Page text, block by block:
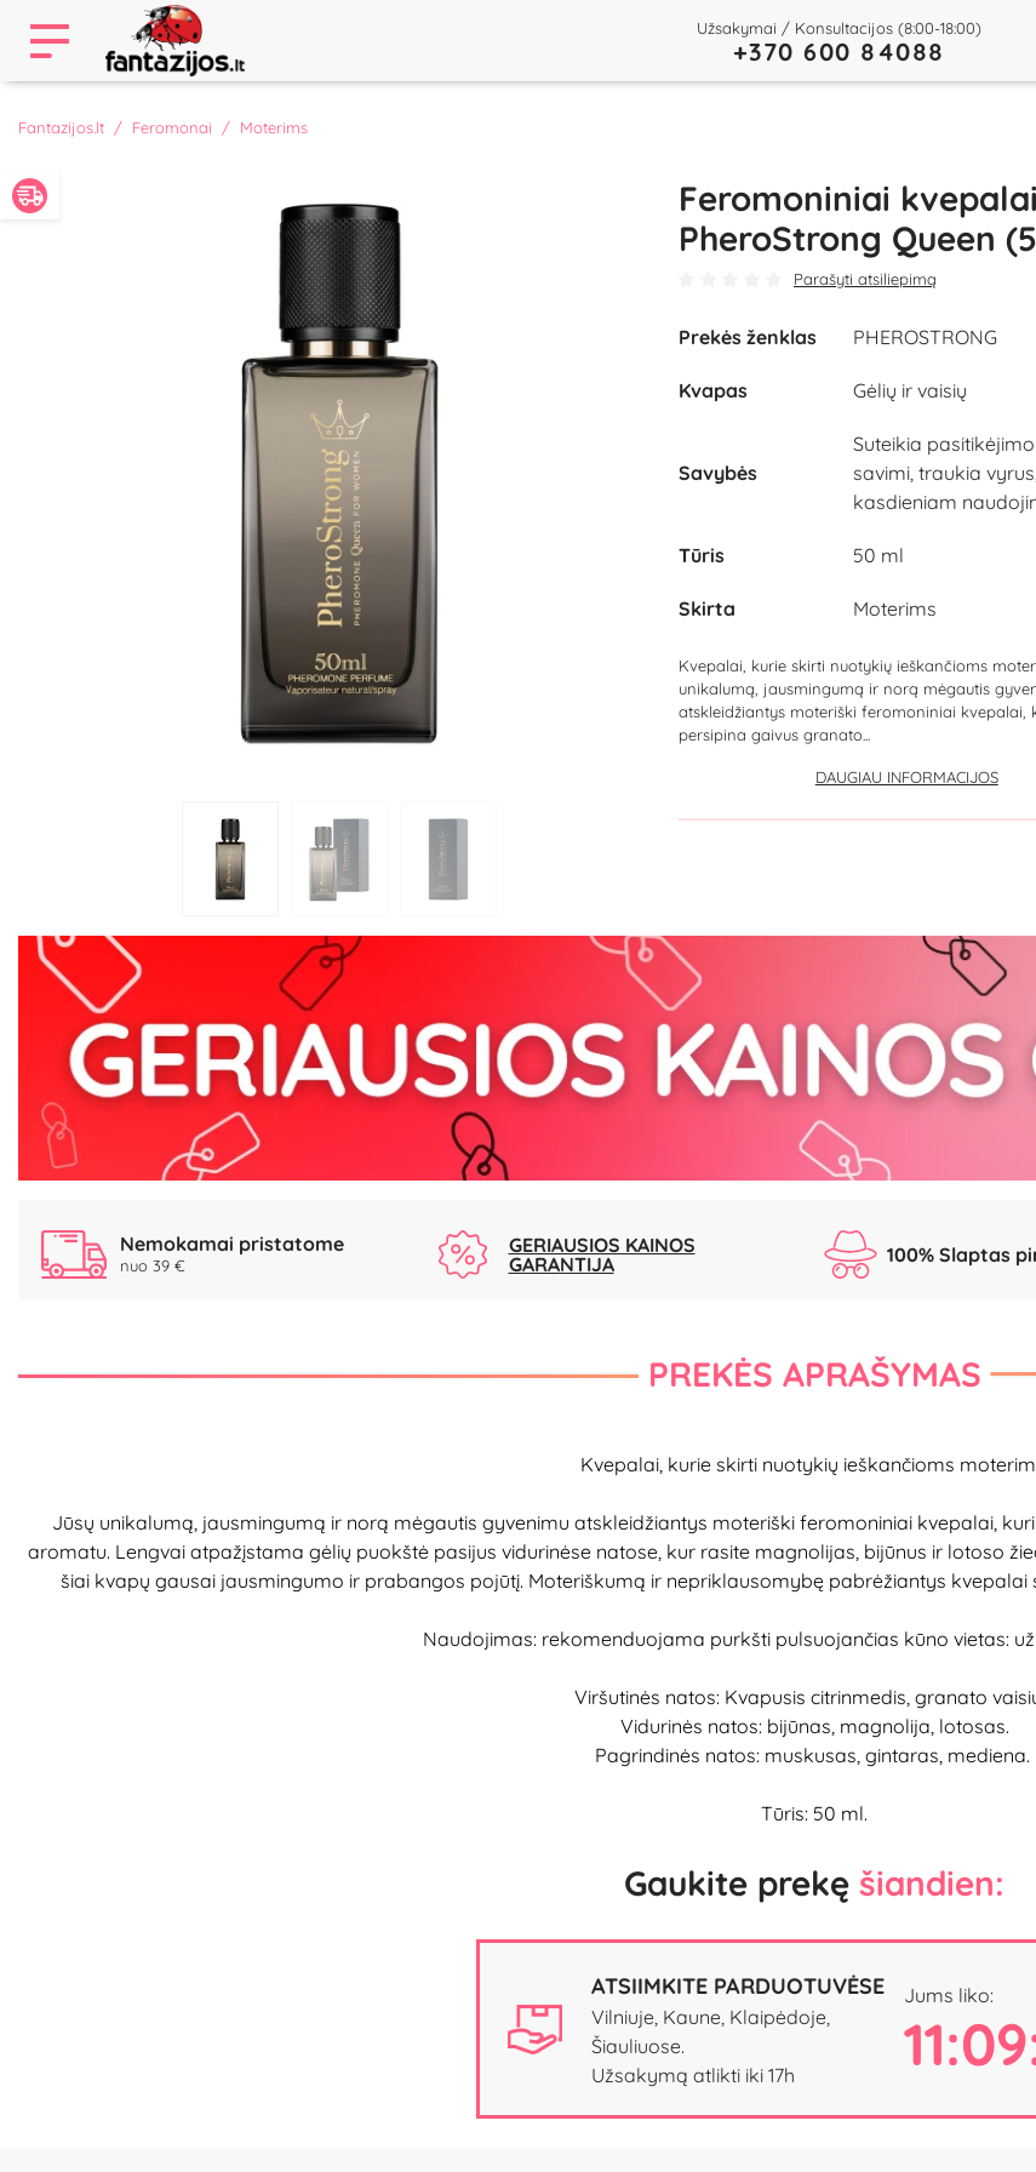
Užsakymai / Konsultacijos (8:00-18:00)
+370 600 84088
Fantazijos.lt Feromonai Moterims
Feromoniniai kvepalai
PheroStrong Queen
Parašyti atsiliepimą
Prekės ženklas PHEROSTRONG
Kvapas Gėlių ir vaisių
Savybės
Suteikia pasitikėjimo
savimi, traukia
kasdieniam
Tūris 50 ml
Skirta Moterims
Kvepalai, kurie skirti nuotykių ieškančioms
unikalumą, jausmingumą ir norą mėgautis
atskleidžiantys moteriški feromoniniai kvepalai,
persipina gaivus granato...
DAUGIAU INFORMACIJOS
Nemokamai pristatome
nuo 39 €
GERIAUSIOS KAINOS
GARANTIJA
100% Slaptas
PREKĖS APRAŠYMAS
Kvepalai, kurie skirti nuotykių ieškančioms
Jūsų unikalumą, jausmingumą ir norą mėgautis gyvenimu atskleidžiantys moteriški feromoniniai kvepalai,
aromatu. Lengvai atpažįstama gėlių puokštė pasijus vidurinėse natose, kur rasite magnolijas, bijūnus ir lotoso
šiai kvapų gausai jausmingumo ir prabangos pojūtį. Moteriškumą ir nepriklausomybę pabrėžiantys
Naudojimas: rekomenduojama purkšti pulsuojančias kūno vietas:
Viršutinės natos: Kvapusis citrinmedis, granato
Vidurinės natos: bijūnas, magnolija, lotosas.
Pagrindinės natos: muskusas, gintaras, mediena.
Tūris: 50 ml.
Gaukite prekę šiandien:
ATSIIMKITE PARDUOTUVĖSE
Vilniuje, Kaune, Klaipėdoje,
Šiauliuose.
Užsakymą atlikti iki 17h
Jums liko: